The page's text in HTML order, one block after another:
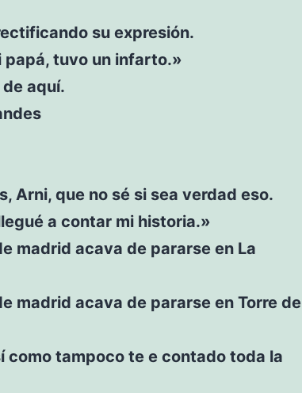
su expresión.
papá, tuvo un infarto.»
aquí.
Arni, que no sé si sea verdad eso.
a contar mi historia.»
madrid acava de pararse en La
madrid acava de pararse en Torre de
como tampoco te e contado toda la